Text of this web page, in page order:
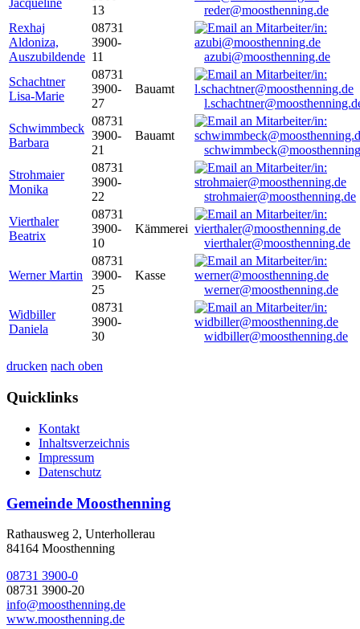
Jacqueline
13
reder@moosthenning.de
Rexhaj
Aldoniza,
Auszubildende
08731
3900-
11
azubi@moosthenning.de
Schachtner
Lisa-Marie
08731
3900-
27
Bauamt
Schwimmbeck
Barbara
08731
3900-
21
Bauamt
Strohmaier
Monika
08731
3900-
22
strohmaier@moosthenning.de
Vierthaler
Beatrix
08731
3900-
10
Kämmerei
vierthaler@moosthenning.de
Werner Martin
08731
3900-
25
Kasse
werner@moosthenning.de
Widbiller
Daniela
08731
3900-
30
widbiller@moosthenning.de
drucken nach oben
Quicklinks
Kontakt
Inhaltsverzeichnis
Impressum
Datenschutz
Gemeinde Moosthenning
Rathausweg 2, Unterhollerau
84164 Moosthenning
08731 3900-0
08731 3900-20
info@moosthenning.de
www.moosthenning.de